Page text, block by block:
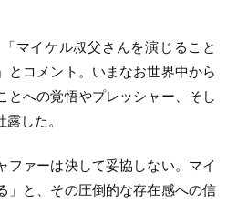
マイケル叔父さんを演じること
とコメント。いまなお世界中から
とへの覚悟やプレッシャー、そし
した。
ファーは決して妥協しない。マイ
」と、その圧倒的な存在感への信